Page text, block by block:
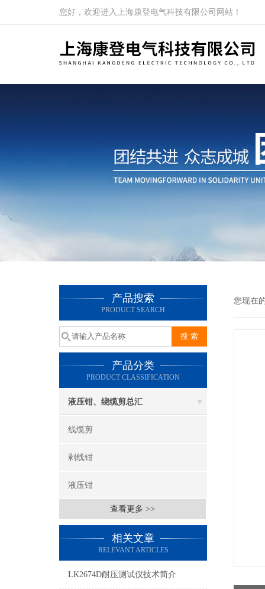
您好，欢迎进入上海康登电气科技有限公司网站！
产品搜索
PRODUCT SEARCH
产品分类
PRODUCT CLASSIFICATION
液压钳、绕缆剪总汇
线缆剪
剥线钳
液压钳
查看更多 >>
相关文章
RELEVANT ARTICLES
LK2674D耐压测试仪技术简介
您现在